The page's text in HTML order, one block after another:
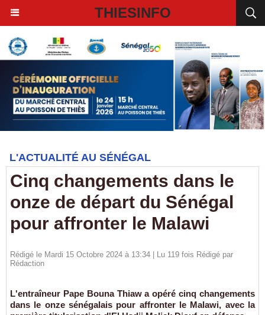
THIESINFO
L'ACTUALITÉ AU SÉNÉGAL
Cinq changements dans le
onze de départ du Sénégal
pour affronter le Malawi
Rédigé le Mardi 15 Octobre 2024 à 13:34 | Lu 119 fois Rédigé par
Rédaction
L'entraîneur Pape Bouna Thiaw a opéré cinq changements
dans le onze sénégalais pour affronter le Malawi, avec la